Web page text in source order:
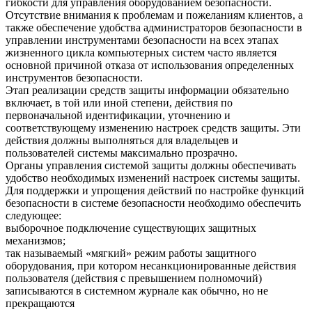
Отсутствие внимания к проблемам и пожеланиям клиентов, а
также обеспечение удобства администраторов безопасности в
управлении инструментами безопасности на всех этапах
жизненного цикла компьютерных систем часто является
основной причиной отказа от использования определенных
инструментов безопасности.
Этап реализации средств защиты информации обязательно
включает, в той или иной степени, действия по
первоначальной идентификации, уточнению и
соответствующему изменению настроек средств защиты. Эти
действия должны выполняться для владельцев и
пользователей системы максимально прозрачно.
Органы управления системой защиты должны обеспечивать
удобство необходимых изменений настроек системы защиты.
Для поддержки и упрощения действий по настройке функций
безопасности в системе безопасности необходимо обеспечить
следующее:
выборочное подключение существующих защитных
механизмов;
так называемый «мягкий» режим работы защитного
оборудования, при котором несанкционированные действия
пользователя (действия с превышением полномочий)
записываются в системном журнале как обычно, но не
прекращаются